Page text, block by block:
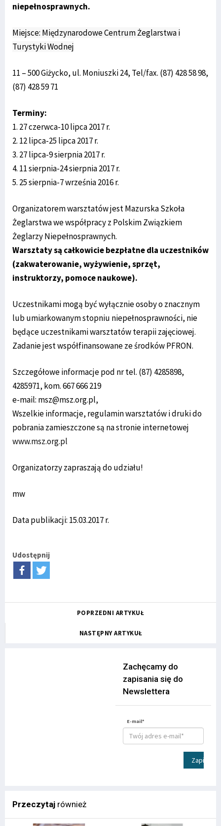
niepełnosprawnych.
Miejsce: Międzynarodowe Centrum Żeglarstwa i
Turystyki Wodnej
11 – 500 Giżycko, ul. Moniuszki 24, Tel/fax. (87) 428 58 98,
(87) 428 59 71
Terminy:
1. 27 czerwca-10 lipca 2017 r.
2. 12 lipca-25 lipca 2017 r.
3. 27 lipca-9 sierpnia 2017 r.
4. 11 sierpnia-24 sierpnia 2017 r.
5. 25 sierpnia-7 września 2016 r.
Organizatorem warsztatów jest Mazurska Szkoła
Żeglarstwa we współpracy z Polskim Związkiem
Żeglarzy Niepełnosprawnych.
Warsztaty są całkowicie bezpłatne dla uczestników
(zakwaterowanie, wyżywienie, sprzęt,
instruktorzy, pomoce naukowe).
Uczestnikami mogą być wyłącznie osoby o znacznym
lub umiarkowanym stopniu niepełnosprawności, nie
będące uczestnikami warsztatów terapii zajęciowej.
Zadanie jest współfinansowane ze środków PFRON.
Szczegółowe informacje pod nr tel. (87) 4285898,
4285971, kom. 667 666 219
e-mail: msz@msz.org.pl,
Wszelkie informacje, regulamin warsztatów i druki do
pobrania zamieszczone są na stronie internetowej
www.msz.org.pl
Organizatorzy zapraszają do udziału!
mw
Data publikacji: 15.03.2017 r.
Udostępnij
POPRZEDNI ARTYKUŁ
NASTĘPNY ARTYKUŁ
Zachęcamy do
zapisania się do
Newslettera
E-mail*
Zapisz
Przeczytaj również